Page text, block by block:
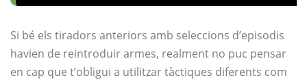
Si bé els tiradors anteriors amb seleccions d’episodis
havien de reintroduir armes, realment no puc pensar
en cap que t’obligui a utilitzar tàctiques diferents com